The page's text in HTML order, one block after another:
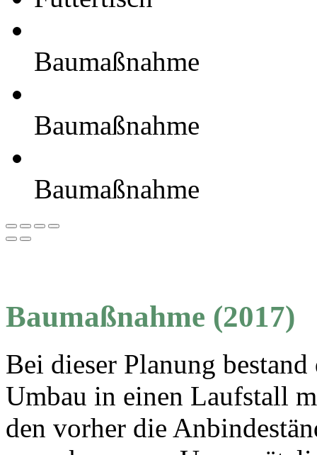
Baumaßnahme
Baumaßnahme
Baumaßnahme
Baumaßnahme (2017)
Bei dieser Planung
Umbau in einen Laufstall
den vorher die